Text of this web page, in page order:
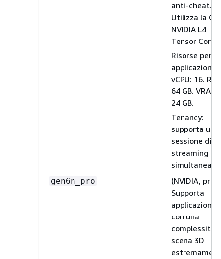
anti-cheat.
Utilizza la
NVIDIA L4
Tensor Core.
Risorse per
applicazione:
vCPU: 16.
64 GB. VRAM:
24 GB.
Tenancy:
supporta una
sessione di
streaming
simultanea.
gen6n_pro
(NVIDIA, pro)
Supporta
applicazioni
con una
complessità
scena 3D